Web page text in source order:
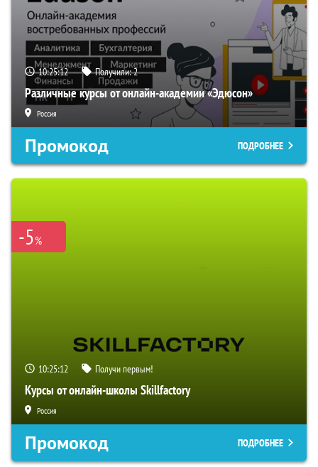
10:25:11 Получили:2
Различные курсы от онлайн-академии «Эдюсон»
Россия
Промокод ПОДРОБНЕЕ
-5%
10:25:11 Получи первым!
Курсы от онлайн-школы Skillfactory
Россия
Промокод ПОДРОБНЕЕ